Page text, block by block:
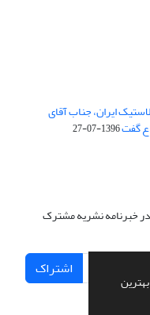
ایران، جناب آقای
گفت1396-07-27
در خبرنامه نشریه مشترک
اشتراک